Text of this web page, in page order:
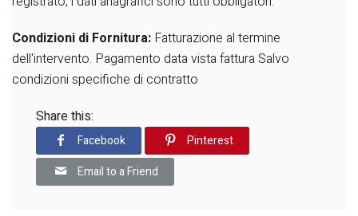
Condizioni di Fornitura: Fatturazione al termine
dell'intervento. Pagamento data vista fattura Salvo
condizioni specifiche di contratto
Share this:
Facebook
Pinterest
Email to a Friend